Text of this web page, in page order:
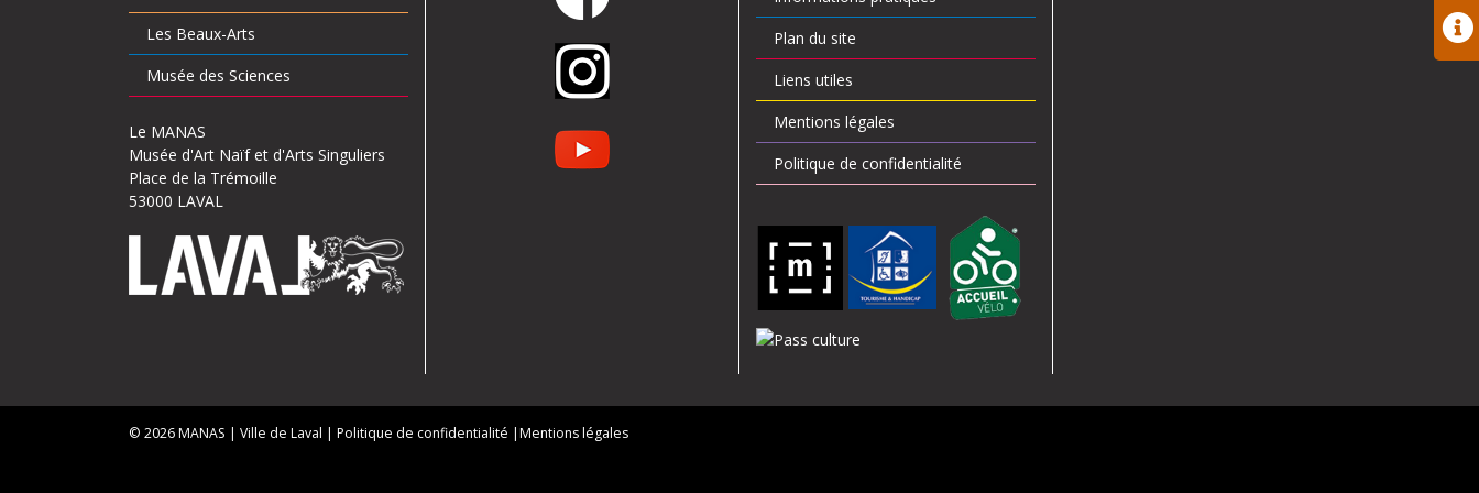
Les Beaux-Arts
Musée des Sciences
Le MANAS
Musée d'Art Naïf et d'Arts Singuliers
Place de la Trémoille
53000 LAVAL
Plan du site
Liens utiles
Mentions légales
Politique de confidentialité
© 2026MANAS | Ville de Laval | Politique de confidentialité |Mentions légales